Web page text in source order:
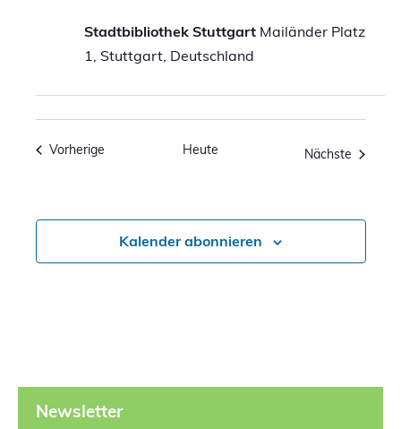
Stadtbibliothek Stuttgart Mailänder Platz
1, Stuttgart, Deutschland
VorherigeVeranstaltungenHeute Nächste
Kalender abonnieren
Newsletter